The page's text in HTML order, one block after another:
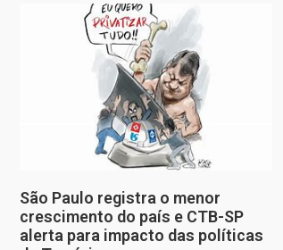
São Paulo registra o menor
crescimento do país e CTB-SP
alerta para impacto das políticas